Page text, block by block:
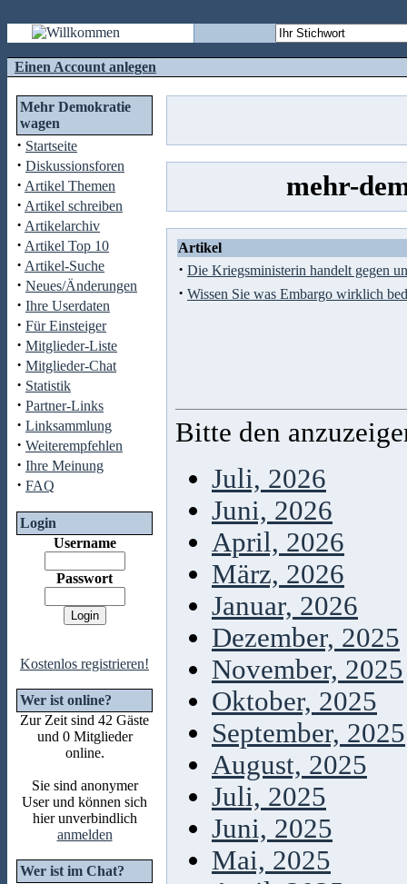
Einen Account anlegen
Mehr Demokratie
wagen
· Startseite
· Diskussionsforen
· Artikel Themen
· Artikel schreiben
· Artikelarchiv
· Artikel Top 10
· Artikel-Suche
· Neues/Änderungen
· Ihre Userdaten
· Für Einsteiger
· Mitglieder-Liste
· Mitglieder-Chat
· Statistik
· Partner-Links
· Linksammlung
· Weiterempfehlen
· Ihre Meinung
· FAQ
Login
Username
Passwort
Kostenlos registrieren!
Wer ist online?
Zur Zeit sind 42 Gäste
und 0 Mitglieder
online.
Sie sind anonymer
User und können sich
hier unverbindlich
anmelden
Wer ist im Chat?
mehr-
Artikel
· Die Kriegsministerin handelt gegen
· Wissen Sie was Embargo wirklich
Bitte den
Juli, 2026
Juni, 2026
April, 2026
März, 2026
Januar, 2026
Dezember, 2025
November, 2025
Oktober, 2025
September, 2025
August, 2025
Juli, 2025
Juni, 2025
Mai, 2025